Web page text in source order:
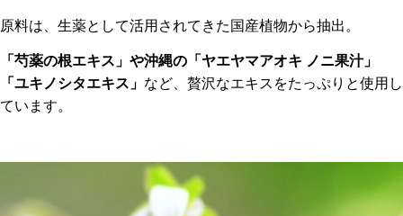
原料は、生薬として活用されてきた国産植物から抽出。
「芍薬の根エキス」や沖縄の「ヤエヤマアオキ ノニ果汁」
「ユキノシタエキス」 など、贅沢なエキスをたっぷりと使用し
ています。